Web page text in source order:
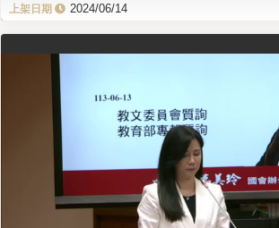
2024/06/14